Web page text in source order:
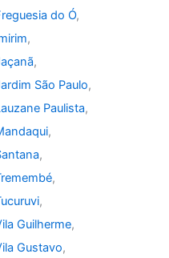
do Ó,
,
,
São Paulo,
Paulista,
,
,
,
,
Guilherme,
Gustavo,